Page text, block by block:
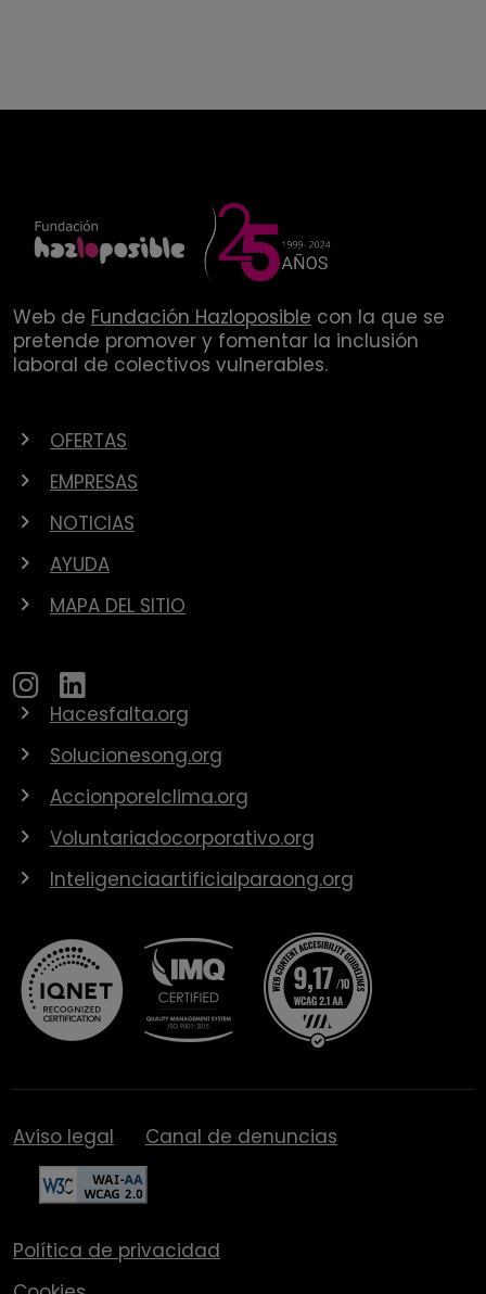
Web de Fundación Hazloposible con la que se
pretende promover y fomentar la inclusión
laboral de colectivos vulnerables.
OFERTAS
EMPRESAS
NOTICIAS
AYUDA
MAPA DEL SITIO
Hacesfalta.org
Solucionesong.org
Accionporelclima.org
Voluntariadocorporativo.org
Inteligenciaartificialparaong.org
Aviso legal Canal de denuncias
Política de privacidad